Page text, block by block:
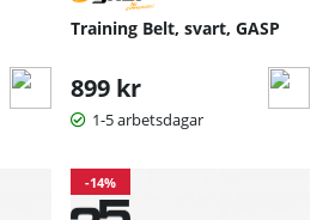
Training Belt, svart, GASP
899 kr
1-5 arbetsdagar
-14%